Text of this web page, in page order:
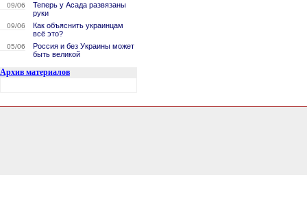
09/06
Теперь у Асада развязаны
руки
09/06
Как объяснить украинцам
всё это?
05/06
Россия и без Украины может
быть великой
Архив материалов